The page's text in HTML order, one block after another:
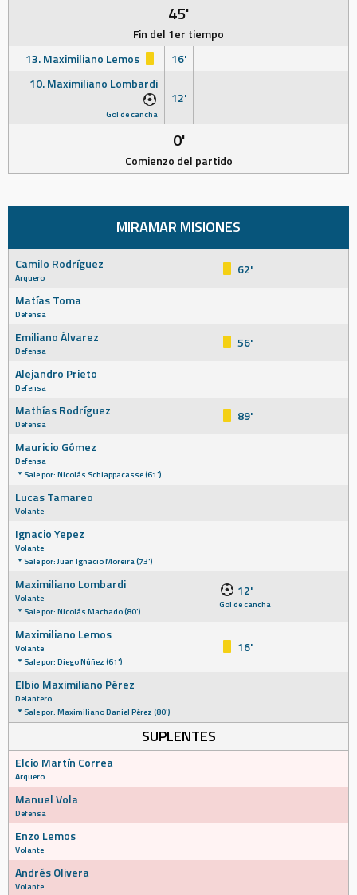
45'
Fin del 1er tiempo
13. Maximiliano Lemos
16'
10. Maximiliano Lombardi
Gol de cancha
12'
0'
Comienzo del partido
MIRAMAR MISIONES
Camilo Rodríguez
Arquero
62'
Matías Toma
Defensa
Emiliano Álvarez
Defensa
56'
Alejandro Prieto
Defensa
Mathías Rodríguez
Defensa
89'
Mauricio Gómez
Defensa
Sale por: Nicolás Schiappacasse (61')
Lucas Tamareo
Volante
Ignacio Yepez
Volante
Sale por: Juan Ignacio Moreira (73')
Maximiliano Lombardi
Volante
Sale por: Nicolás Machado (80')
12'
Gol de cancha
Maximiliano Lemos
Volante
Sale por: Diego Núñez (61')
16'
Elbio Maximiliano Pérez
Delantero
Sale por: Maximiliano Daniel Pérez (80')
SUPLENTES
Elcio Martín Correa
Arquero
Manuel Vola
Defensa
Enzo Lemos
Volante
Andrés Olivera
Volante